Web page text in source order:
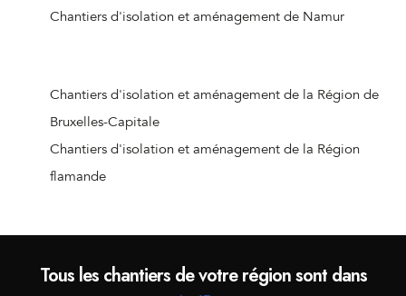
Chantiers d'isolation et aménagement d'Ellezelles
Chantiers d'isolation et aménagement d'Ellezelles
Chantiers d'isolation et aménagement de Les Bons
Villers
Chantiers d'isolation et aménagement d'Angre
Chantiers d'isolation et aménagement de Marquain
Chantiers d'isolation et aménagement de Namur
Chantiers d'isolation et aménagement de la Région de
Bruxelles-Capitale
Chantiers d'isolation et aménagement de la Région
flamande
Tous les chantiers de votre région sont dans